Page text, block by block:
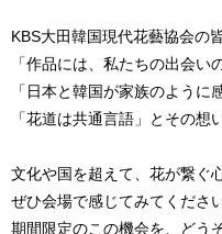
KBS大田韓国現代花藝協会の
「作品には、私たちの出会い
「日本と韓国が家族のように
「花道は共通言語」とその想
文化や国を超えて、花が繋ぐ
ぜひ会場で感じてみてください
期間限定のこの機会を、どう